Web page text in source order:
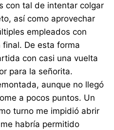
con tal de intentar colgar
así como aprovechar
empleados con
De esta forma
con casi una vuelta
para la señorita.
aunque no llegó
a pocos puntos. Un
turno me impidió abrir
habría permitido